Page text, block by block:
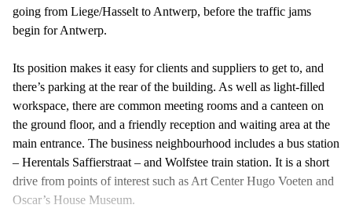
going from Liege/Hasselt to Antwerp, before the traffic jams
begin for Antwerp.
Its position makes it easy for clients and suppliers to get to, and
there’s parking at the rear of the building. As well as light-filled
workspace, there are common meeting rooms and a canteen on
the ground floor, and a friendly reception and waiting area at the
main entrance. The business neighbourhood includes a bus station
– Herentals Saffierstraat – and Wolfstee train station. It is a short
drive from points of interest such as Art Center Hugo Voeten and
Oscar’s House Museum.